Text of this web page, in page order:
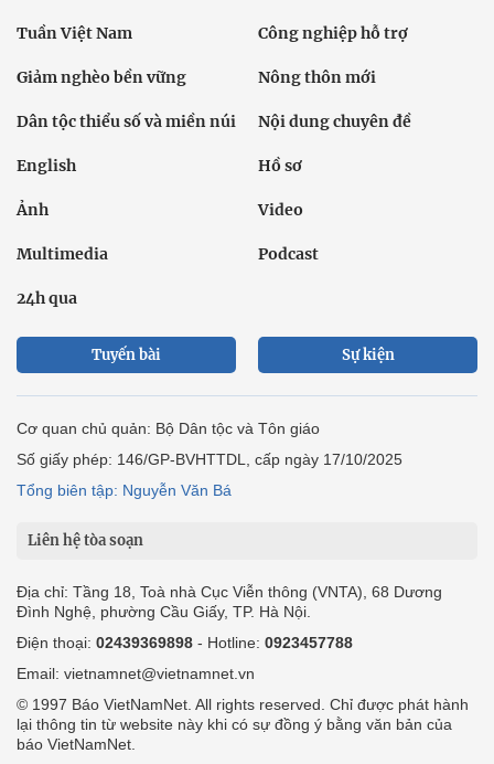
Tuần Việt Nam Công nghiệp hỗ trợ
Giảm nghèo bền vững Nông thôn mới
Dân tộc thiểu số và miền núi Nội dung chuyên đề
English Hồ sơ
Ảnh Video
Multimedia Podcast
24h qua
Tuyến bài Sự kiện
Cơ quan chủ quản: Bộ Dân tộc và Tôn giáo
Số giấy phép: 146/GP-BVHTTDL, cấp ngày 17/10/2025
Tổng biên tập: Nguyễn Văn Bá
Liên hệ tòa soạn
Địa chỉ: Tầng 18, Toà nhà Cục Viễn thông (VNTA), 68 Dương
Đình Nghệ, phường Cầu Giấy, TP. Hà Nội.
Điện thoại: 02439369898 - Hotline: 0923457788
Email: vietnamnet@vietnamnet.vn
© 1997 Báo VietNamNet. All rights reserved. Chỉ được phát hành
lại thông tin từ website này khi có sự đồng ý bằng văn bản của
báo VietNamNet.